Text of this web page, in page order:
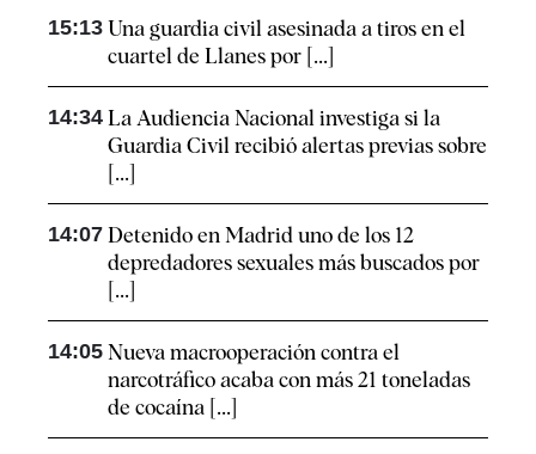
15:13 Una guardia civil asesinada a tiros en el
cuartel de Llanes por [...]
14:34 La Audiencia Nacional investiga si la
Guardia Civil recibió alertas previas sobre
[...]
14:07 Detenido en Madrid uno de los 12
depredadores sexuales más buscados por
[...]
14:05 Nueva macrooperación contra el
narcotráfico acaba con más 21 toneladas
de cocaína [...]